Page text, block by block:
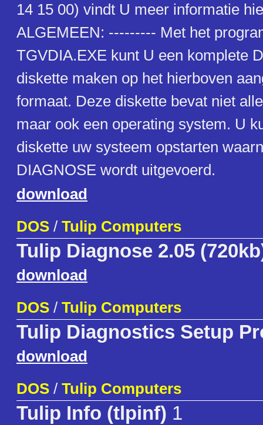
14 15 00) vindt U meer informatie
ALGEMEEN: --------- Met het
TGVDIA.EXE kunt U een komplete
diskette maken op het hierboven
formaat. Deze diskette bevat niet
maar ook een operating system. U
diskette uw systeem opstarten
DIAGNOSE wordt uitgevoerd.
download
DOS / Tulip Computers
Tulip Diagnose 2.05
download
DOS / Tulip Computers
Tulip Diagnostics Setup
download
DOS / Tulip Computers
Tulip Info (tlpinf) 1